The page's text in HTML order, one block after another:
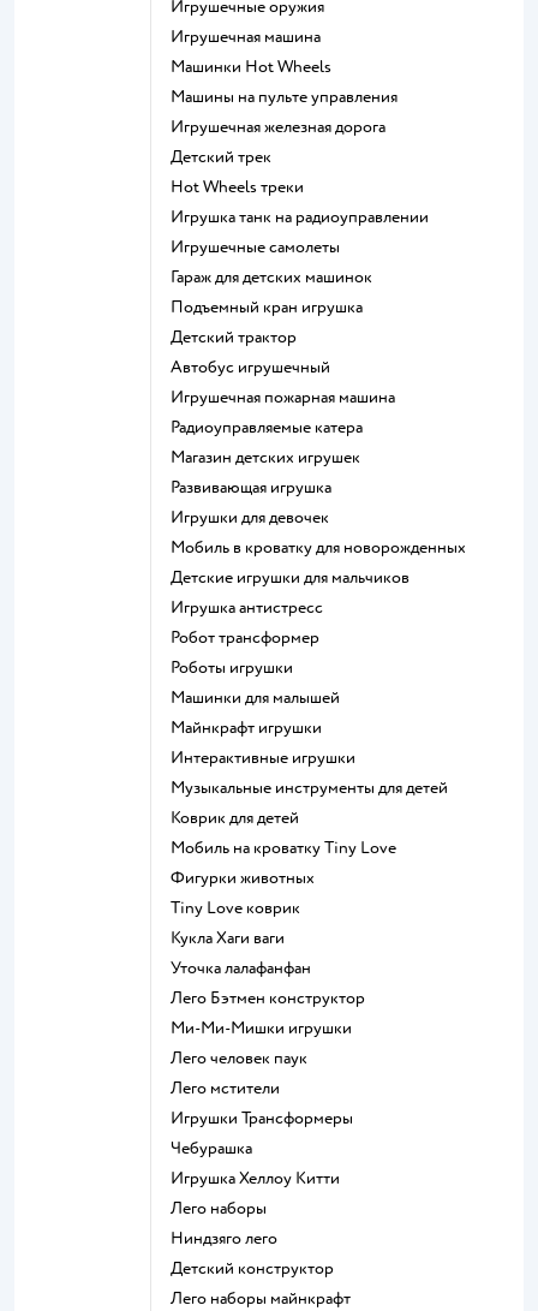
Игрушечные оружия
Игрушечная машина
Машинки Hot Wheels
Машины на пульте управления
Игрушечная железная дорога
Детский трек
Hot Wheels треки
Игрушка танк на радиоуправлении
Игрушечные самолеты
Гараж для детских машинок
Подъемный кран игрушка
Детский трактор
Автобус игрушечный
Игрушечная пожарная машина
Радиоуправляемые катера
Магазин детских игрушек
Развивающая игрушка
Игрушки для девочек
Мобиль в кроватку для новорожденных
Детские игрушки для мальчиков
Игрушка антистресс
Робот трансформер
Роботы игрушки
Машинки для малышей
Майнкрафт игрушки
Интерактивные игрушки
Музыкальные инструменты для детей
Коврик для детей
Мобиль на кроватку Tiny Love
Фигурки животных
Tiny Love коврик
Кукла Хаги ваги
Уточка лалафанфан
Лего Бэтмен конструктор
Ми-Ми-Мишки игрушки
Лего человек паук
Лего мстители
Игрушки Трансформеры
Чебурашка
Игрушка Хеллоу Китти
Лего наборы
Ниндзяго лего
Детский конструктор
Лего наборы майнкрафт